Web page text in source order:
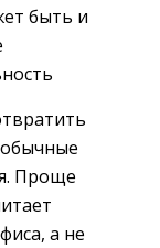
быть и
Проще
а не